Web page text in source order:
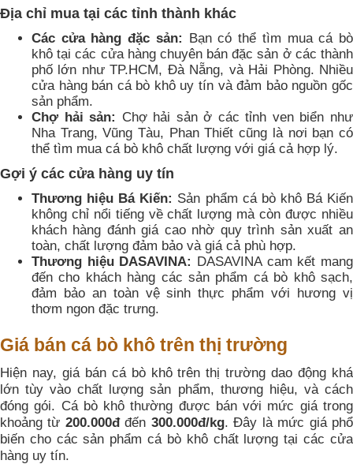
Địa chỉ mua tại các tỉnh thành khác
Các cửa hàng đặc sản: Bạn có thể tìm mua cá bò
khô tại các cửa hàng chuyên bán đặc sản ở các thành
phố lớn như TP.HCM, Đà Nẵng, và Hải Phòng. Nhiều
cửa hàng bán cá bò khô uy tín và đảm bảo nguồn gốc
sản phẩm.
Chợ hải sản: Chợ hải sản ở các tỉnh ven biển như
Nha Trang, Vũng Tàu, Phan Thiết cũng là nơi bạn có
thể tìm mua cá bò khô chất lượng với giá cả hợp lý.
Gợi ý các cửa hàng uy tín
Thương hiệu Bá Kiến: Sản phẩm cá bò khô Bá Kiến
không chỉ nổi tiếng về chất lượng mà còn được nhiều
khách hàng đánh giá cao nhờ quy trình sản xuất an
toàn, chất lượng đảm bảo và giá cả phù hợp.
Thương hiệu DASAVINA: DASAVINA cam kết mang
đến cho khách hàng các sản phẩm cá bò khô sạch,
đảm bảo an toàn vệ sinh thực phẩm với hương vị
thơm ngon đặc trưng.
Giá bán cá bò khô trên thị trường
Hiện nay, giá bán cá bò khô trên thị trường dao động khá
lớn tùy vào chất lượng sản phẩm, thương hiệu, và cách
đóng gói. Cá bò khô thường được bán với mức giá trong
khoảng từ 200.000đđến 300.000đ/kg. Đây là mức giá phổ
biến cho các sản phẩm cá bò khô chất lượng tại các cửa
hàng uy tín.